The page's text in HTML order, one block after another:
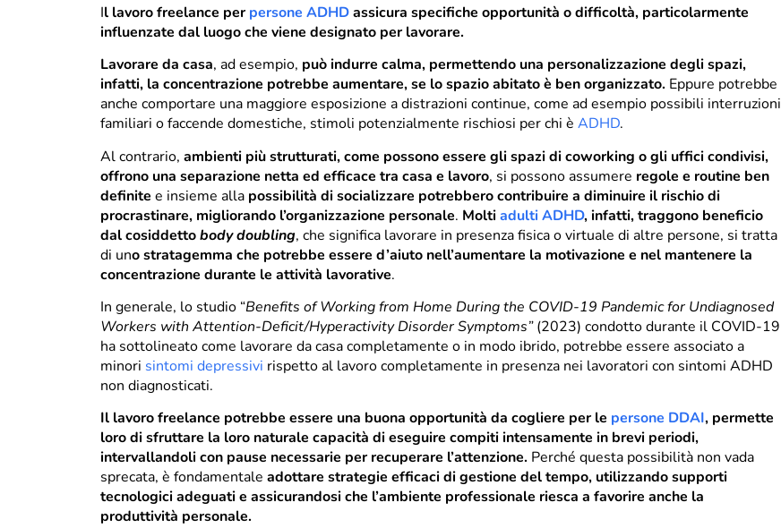
Il lavoro freelance perpersone ADHDassicura specifiche opportunità o difficoltà, particolarmente
influenzate dal luogo che viene designato per lavorare.
Lavorare da casa, ad esempio, può indurre calma, permettendo una personalizzazione degli spazi,
infatti, la concentrazione potrebbe aumentare, se lo spazio abitato è ben organizzato. Eppure potrebbe
anche comportare una maggiore esposizione a distrazioni continue, come ad esempio possibili interruzioni
familiari o faccende domestiche, stimoli potenzialmente rischiosi per chi è ADHD.
Al contrario, ambienti più strutturati, come possono essere gli spazi di coworking o gli uffici condivisi,
offrono una separazione netta ed efficace tra casa e lavoro, si possono assumere regole e routine ben
definite e insieme alla possibilità di socializzare potrebberocontribuire a diminuire il rischio di
procrastinare, migliorando l’organizzazione personale. Moltiadulti ADHD, infatti, traggono beneficio
dal cosiddettobody doubling, che significa lavorare in presenza fisica o virtuale di altre persone, si tratta
di uno stratagemma che potrebbe essere d’aiuto nell’aumentare la motivazione e nel mantenere la
concentrazione durante le attività lavorative.
In generale, lo studio “Benefits of Working from Home During the COVID-19 Pandemic for Undiagnosed
Workers with Attention-Deficit/Hyperactivity Disorder Symptoms”(2023) condotto durante il COVID-19
ha sottolineato come lavorare da casa completamente o in modo ibrido, potrebbe essere associato a
minori sintomi depressivi rispetto al lavoro completamente in presenza nei lavoratori con sintomi ADHD
non diagnosticati.
Il lavoro freelance potrebbe essere una buona opportunità da cogliere per le persone DDAI, permette
loro di sfruttare la loro naturale capacità di eseguire compiti intensamente in brevi periodi,
intervallandoli con pause necessarie per recuperare l’attenzione. Perché questa possibilità non vada
sprecata, è fondamentale adottare strategie efficaci di gestione del tempo, utilizzando supporti
tecnologici adeguati e assicurandosi che l’ambiente professionale riesca a favorire anche la
produttività personale.